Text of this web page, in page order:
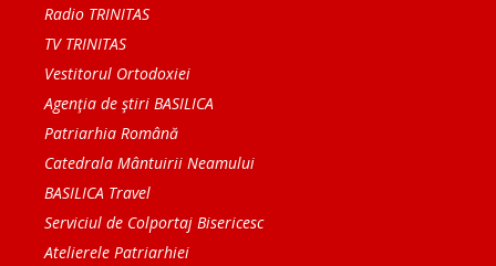
Radio TRINITAS
TV TRINITAS
Vestitorul Ortodoxiei
Agenţia de ştiri BASILICA
Patriarhia Română
Catedrala Mântuirii Neamului
BASILICA Travel
Serviciul de Colportaj Bisericesc
Atelierele Patriarhiei